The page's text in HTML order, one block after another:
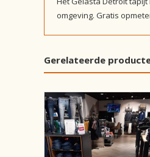
omgeving. Gratis
Gerelateerde